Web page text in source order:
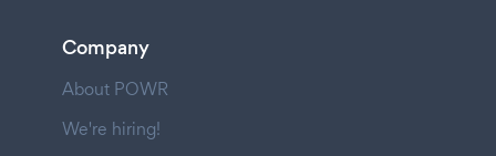
Company
About POWR
We're hiring!